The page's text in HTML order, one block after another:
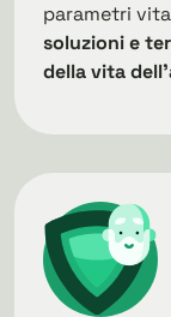
parametri
soluzioni e
della vita